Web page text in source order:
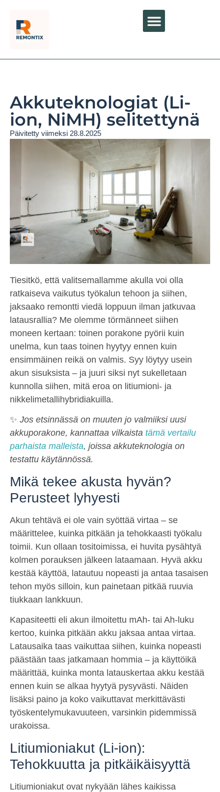
Akkuteknologiat (Li-
ion, NiMH) selitettynä
Päivitetty viimeksi 28.8.2025
Tiesitkö, että valitsemallamme akulla voi olla
ratkaiseva vaikutus työkalun tehoon ja siihen,
jaksaako remontti viedä loppuun ilman jatkuvaa
latausrallia? Me olemme törmänneet siihen
moneen kertaan: toinen porakone pyörii kuin
unelma, kun taas toinen hyytyy ennen kuin
ensimmäinen reikä on valmis. Syy löytyy usein
akun sisuksista – ja juuri siksi nyt sukelletaan
kunnolla siihen, mitä eroa on litiumioni- ja
nikkelimetallihybridiakuilla.
✨ Jos etsinnässä on muuten jo valmiiksi uusi
akkuporakone, kannattaa vilkaista tämä vertailu
parhaista malleista, joissa akkuteknologia on
testattu käytännössä.
Mikä tekee akusta hyvän?
Perusteet lyhyesti
Akun tehtävä ei ole vain syöttää virtaa – se
määrittelee, kuinka pitkään ja tehokkaasti työkalu
toimii. Kun ollaan tositoimissa, ei huvita pysähtyä
kolmen porauksen jälkeen lataamaan. Hyvä akku
kestää käyttöä, latautuu nopeasti ja antaa tasaisen
tehon myös silloin, kun painetaan pitkää ruuvia
tiukkaan lankkuun.
Kapasiteetti eli akun ilmoitettu mAh- tai Ah-luku
kertoo, kuinka pitkään akku jaksaa antaa virtaa.
Latausaika taas vaikuttaa siihen, kuinka nopeasti
päästään taas jatkamaan hommia – ja käyttöikä
määrittää, kuinka monta latauskertaa akku kestää
ennen kuin se alkaa hyytyä pysyvästi. Näiden
lisäksi paino ja koko vaikuttavat merkittävästi
työskentelymukavuuteen, varsinkin pidemmissä
urakoissa.
Litiumioniakut (Li-ion):
Tehokkuutta ja pitkäikäisyyttä
Litiumioniakut ovat nykyään lähes kaikissa